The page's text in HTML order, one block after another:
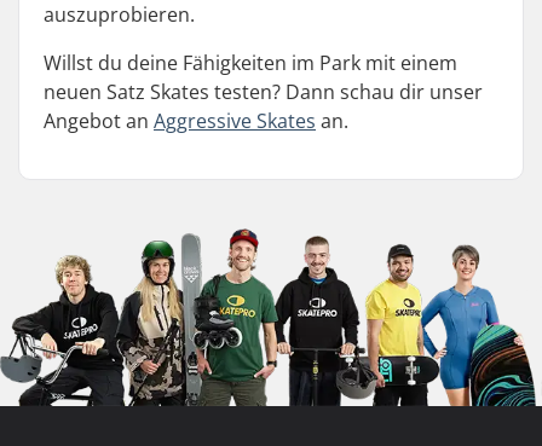
auszuprobieren.
Willst du deine Fähigkeiten im Park mit einem
neuen Satz Skates testen? Dann schau dir unser
Angebot an Aggressive Skates an.